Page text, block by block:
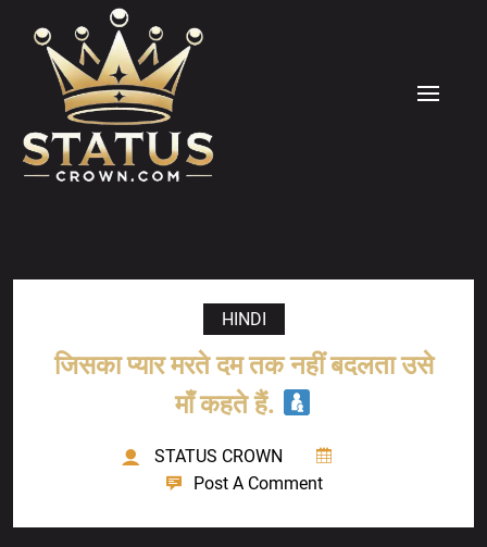
content
MENU
HINDI
जिसका प्यार मरते दम तक नहीं बदलता उसे
माँ कहते हैं.
STATUS CROWN
Post A Comment